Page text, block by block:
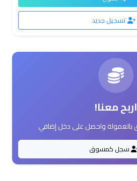
اربح معنا!
بالعمولة واحصل على دخل إضافي
سجل كمسوق